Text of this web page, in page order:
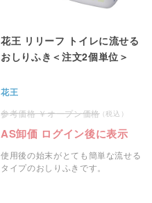
花王 リリーフ トイレに流せる
おしりふき＜注文2個単位＞
花王
オープン価格
AS卸価 ログイン後に表示
使用後の始末がとても簡単な流せる
タイプのおしりふきです。